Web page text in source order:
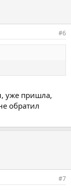
#6
уже пришла,
обратил
#7